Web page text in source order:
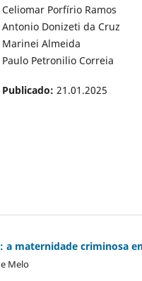
Celiomar Porfírio Ramos
Antonio Donizeti da Cruz
Marinei Almeida
Paulo Petronilio Correia
Publicado: 21.01.2025
maternidade criminosa
Melo